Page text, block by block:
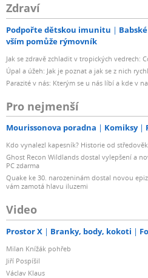
Zdraví
Podpořte dětskou imunitu
vším pomůže rýmovník
Jak se zdravě zchladit v tropických vedrech:
Úpal a úžeh: Jak je poznat a jak se z nich
Parazité v nás: Kterým se u nás líbí a kde v
Pro nejmenší
Mourissonova poradna Komiksy
Kdo vynalezl kapesník? Historie od
Ghost Recon Wildlands dostal vylepšení a
PC zdarma
Quake ke 30. narozeninám dostal novou
vám zamotá hlavu iluzemi
Video
Prostor X Branky, body, kokoti
Milan Knížák pohřeb
Jiří Pospíšil
Václav Klaus